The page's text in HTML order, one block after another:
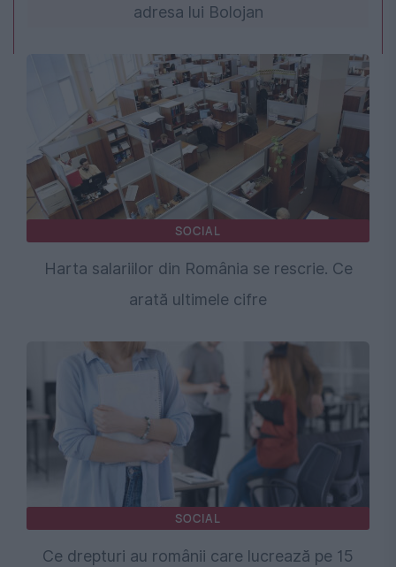
adresa lui Bolojan
SOCIAL
Harta salariilor din România se rescrie. Ce
arată ultimele cifre
SOCIAL
Ce drepturi au românii care lucrează pe 15